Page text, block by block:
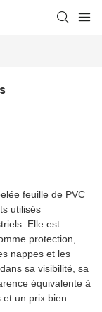
feuille de PVC
utilisés
Elle est
protection,
nappes et les
sa visibilité, sa
équivalente à
un prix bien